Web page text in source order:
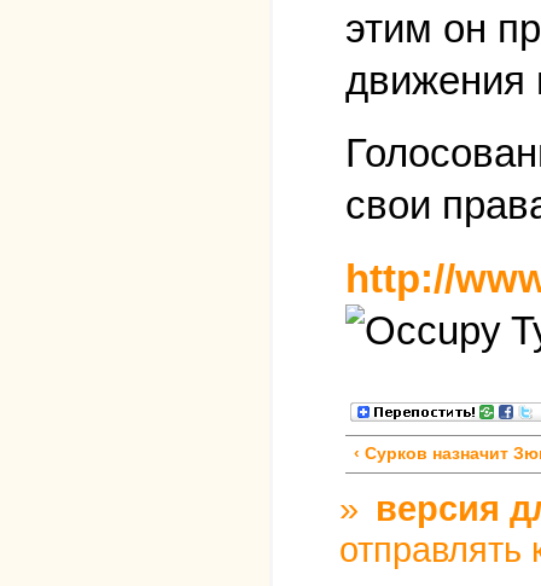
этим он
движения
свои
http://
‹ Сурков назначит
» версия
отправлять